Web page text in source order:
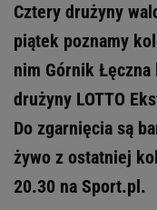
Cztery drużyny
piątek poznamy
nim Górnik Łęczna
drużyny LOTTO
Do zgarnięcia są
żywo z ostatniej
20.30 na Sport.pl.